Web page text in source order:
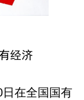
经济
在全国国有